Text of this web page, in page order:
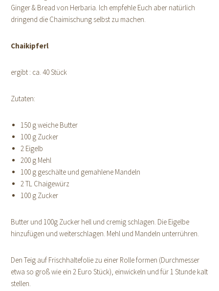
Ginger & Bread von Herbaria. Ich empfehle Euch aber natürlich
dringend die Chaimischung selbst zu machen.
Chaikipferl
ergibt : ca. 40 Stück
Zutaten:
150 g weiche Butter
100 g Zucker
2 Eigelb
200 g Mehl
100 g geschälte und gemahlene Mandeln
2 TL Chaigewürz
100 g Zucker
Butter und 100g Zucker hell und cremig schlagen. Die Eigelbe
hinzufügen und weiterschlagen. Mehl und Mandeln unterrühren.
Den Teig auf Frischhaltefolie zu einer Rolle formen (Durchmesser
etwa so groß wie ein 2 Euro Stück), einwickeln und für 1 Stunde kalt
stellen.